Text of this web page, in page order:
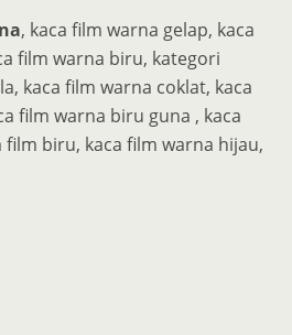
, kaca film warna gelap, kaca
film warna biru, kategori
kaca film warna coklat, kaca
film warna biru guna , kaca
biru, kaca film warna hijau,